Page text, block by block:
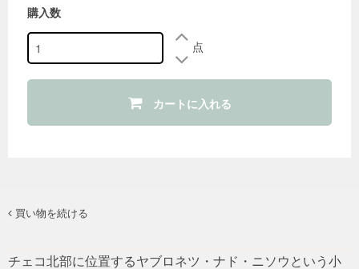
購入数
点
カートに入れる
買い物を続ける
チェコ北部に位置するヤブロネツ・ナド・ニソウという小